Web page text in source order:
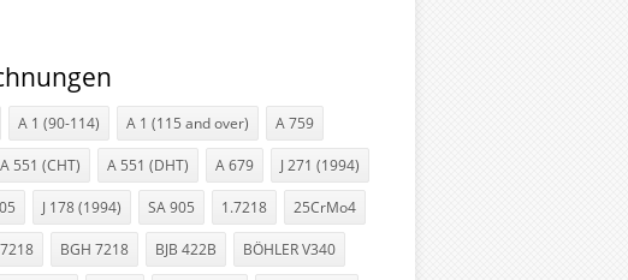
A 1 (90-114) A 1 (115 and over) A 759
A 551 (CHT) A 551 (DHT) A 679 J 271 (1994)
J 178 (1994) SA 905 1.7218 25CrMo4
BGH 7218 BJB 422B BÖHLER V340